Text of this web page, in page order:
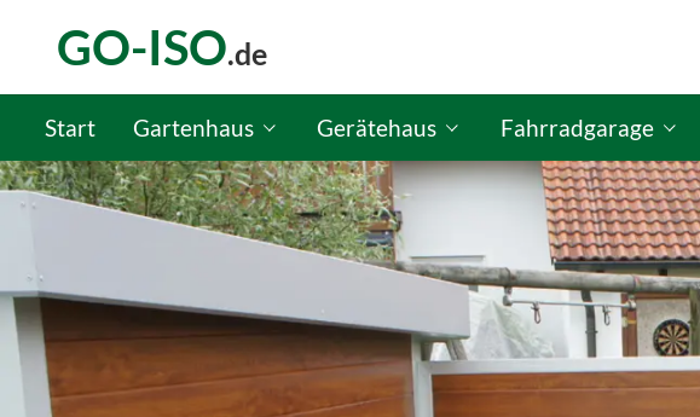
GO-ISO.de
Start Gartenhaus
GO-ISO Gartenhaus-Konfigurator
Gerätehaus
GO-ISO Gerätehaus-Konfigurator
Fahrradgarage
GO-ISO